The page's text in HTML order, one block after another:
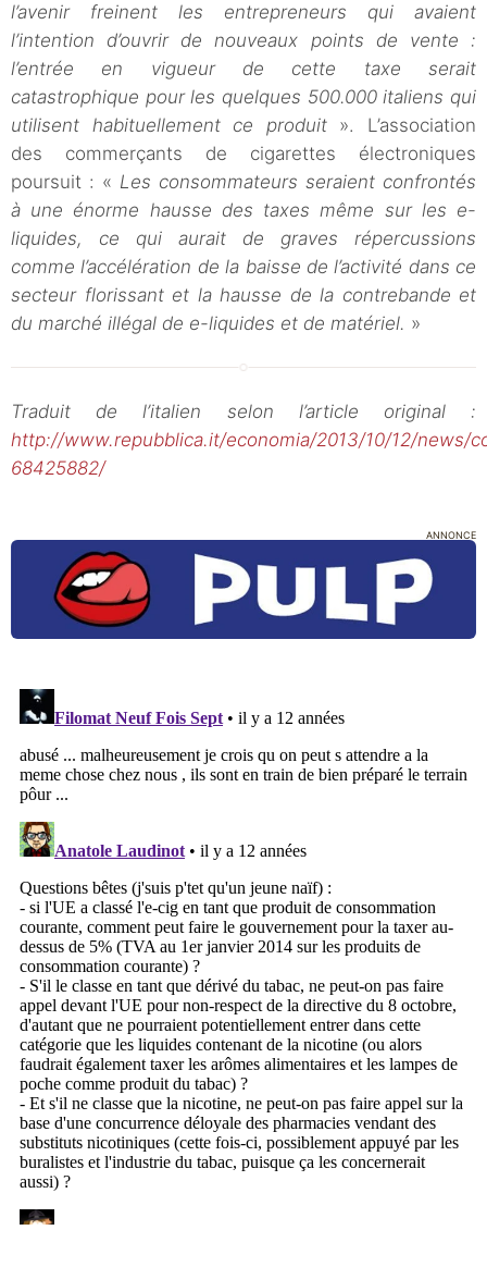
l’avenir freinent les entrepreneurs qui avaient
l’intention d’ouvrir de nouveaux points de vente :
l’entrée en vigueur de cette taxe serait
catastrophique pour les quelques 500.000 italiens qui
utilisent habituellement ce produit». L’association
des commerçants de cigarettes électroniques
poursuit : « Les consommateurs seraient confrontés
à une énorme hausse des taxes même sur les e-
liquides, ce qui aurait de graves répercussions
comme l’accélération de la baisse de l’activité dans ce
secteur florissant et la hausse de la contrebande et
du marché illégal de e-liquides et de matériel. »
Traduit de l’italien selon l’article original :
http://www.repubblica.it/economia/2013/10/12/news/
68425882/
ANNONCE